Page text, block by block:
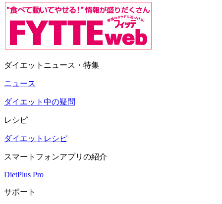
ダイエットニュース・特集
ニュース
ダイエット中の疑問
レシピ
ダイエットレシピ
スマートフォンアプリの紹介
DietPlus Pro
サポート